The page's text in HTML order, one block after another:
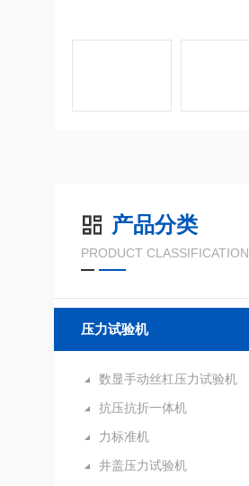
产品分类
PRODUCT CLASSIFICATION
压力试验机
数显手动丝杠压力试验机
抗压抗折一体机
力标准机
井盖压力试验机